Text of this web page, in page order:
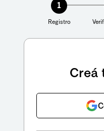
1
Registro
Creá